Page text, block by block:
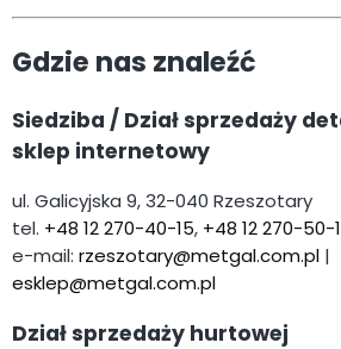
Gdzie nas znaleźć
Siedziba / Dział sprzedaży
sklep internetowy
ul. Galicyjska 9, 32-040 Rzeszotary
tel. +48 12 270-40-15, +48 12 270-50-
e-mail: rzeszotary@metgal.com.pl |
esklep@metgal.com.pl
Dział sprzedaży hurtowej